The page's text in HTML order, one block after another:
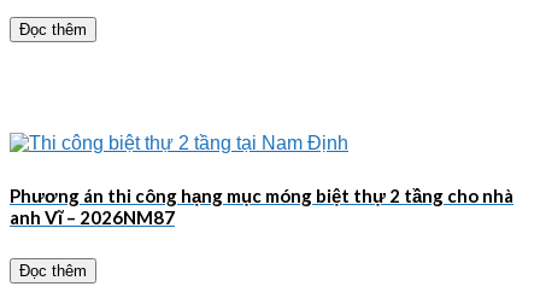
Đọc thêm
Phương án thi công hạng mục móng biệt thự 2 tầng cho nhà
anh Vĩ – 2026NM87
Đọc thêm